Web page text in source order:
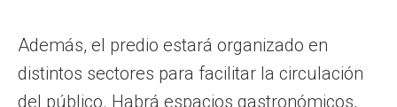
Además, el predio estará organizado en
distintos sectores para facilitar la circulación
del público. Habrá espacios gastronómicos,